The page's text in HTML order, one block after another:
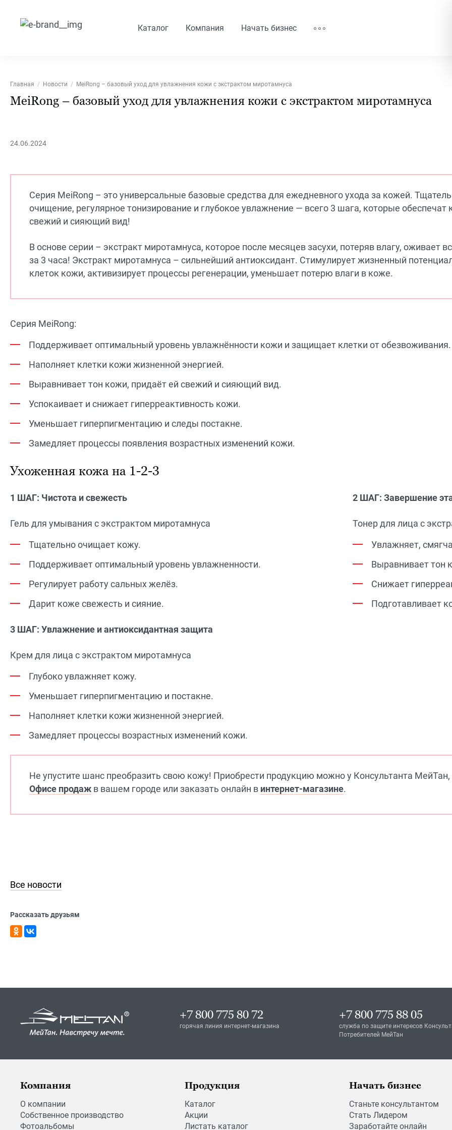
Каталог Компания Начать бизнес
Главная Новости MeiRong – базовый уход для увлажнения кожи с экстрактом миротамнуса
MeiRong – базовый уход для увлажнения кожи с экстрактом миротамнуса
24.06.2024
Серия MeiRong – это универсальные базовые средства для ежедневного ухода за кожей.
очищение, регулярное тонизирование и глубокое увлажнение — всего 3 шага, которые обеспечат
свежий и сияющий вид!
В основе серии – экстракт миротамнуса, которое после месяцев засухи, потеряв влагу, оживает
за 3 часа! Экстракт миротамнуса – сильнейший антиоксидант. Стимулирует жизненный
клеток кожи, активизирует процессы регенерации, уменьшает потерю влаги в коже.
Серия MeiRong:
Поддерживает оптимальный уровень увлажнённости кожи и защищает клетки от обезвоживания.
Наполняет клетки кожи жизненной энергией.
Выравнивает тон кожи, придаёт ей свежий и сияющий вид.
Успокаивает и снижает гиперреактивность кожи.
Уменьшает гиперпигментацию и следы постакне.
Замедляет процессы появления возрастных изменений кожи.
Ухоженная кожа на 1-2-3
1 ШАГ: Чистота и свежесть
Гель для умывания с экстрактом миротамнуса
Тщательно очищает кожу.
Поддерживает оптимальный уровень увлажненности.
Регулирует работу сальных желёз.
Дарит коже свежесть и сияние.
2 ШАГ: Завершение
Тонер для лица с
Увлажняет,
Выравнивает тон
Снижает
Подготавливает
3 ШАГ: Увлажнение и антиоксидантная защита
Крем для лица с экстрактом миротамнуса
Глубоко увлажняет кожу.
Уменьшает гиперпигментацию и постакне.
Наполняет клетки кожи жизненной энергией.
Замедляет процессы возрастных изменений кожи.
Не упустите шанс преобразить свою кожу! Приобрести продукцию можно у Консультанта МейТан,
Офисе продаж в вашем городе или заказать онлайн в интернет-магазине.
Все новости
Рассказать друзьям
+7 800 775 80 72
горячая линия интернет-магазина
+7 800 775 88 05
служба по защите интересов
Потребителей МейТан
Компания
О компании
Собственное производство
Фотоальбомы
Продукция
Каталог
Акции
Листать каталог
Начать бизнес
Станьте консультантом
Стать Лидером
Заработайте онлайн